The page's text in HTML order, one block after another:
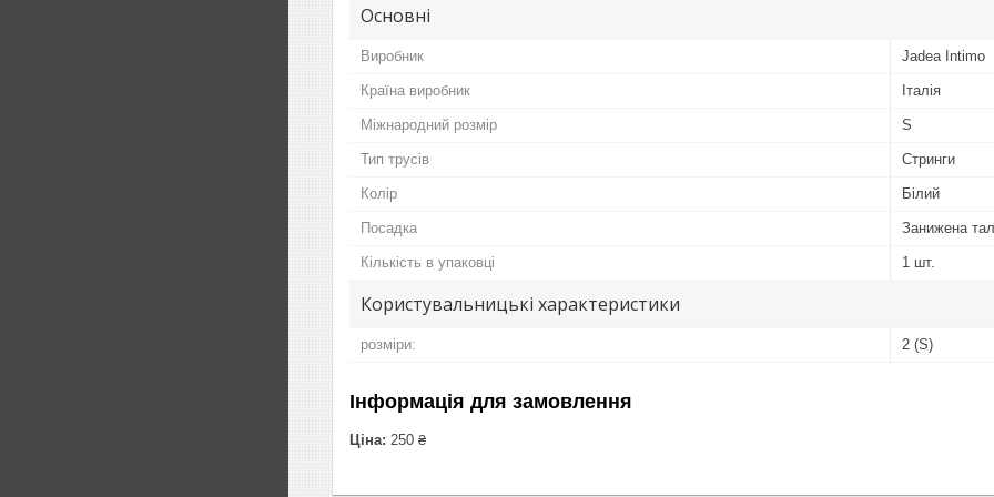
Основні
Виробник Jadea Intimo
Країна виробник Італія
Міжнародний розмір S
Тип трусів Стринги
Колір Білий
Посадка Занижена
Кількість в упаковці 1 шт.
Користувальницькі характеристики
розміри: 2 (S)
Інформація для замовлення
Ціна: 250 ₴